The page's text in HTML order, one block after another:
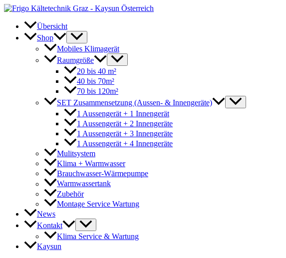
Zum
springen
Übersicht
Shop
Mobiles Klimagerät
Raumgröße
20 bis 40 m²
40 bis 70m²
70 bis 120m²
SET Zusammensetzung (Aussen- & Innengeräte)
1 Aussengerät + 1 Innengerät
1 Aussengerät + 2 Innengeräte
1 Aussengerät + 3 Innengeräte
1 Aussengerät + 4 Innengeräte
Mulitsystem
Klima + Warmwasser
Brauchwasser-Wärmepumpe
Warmwassertank
Zubehör
Montage Service Wartung
News
Kontakt
Klima Service & Wartung
Kaysun